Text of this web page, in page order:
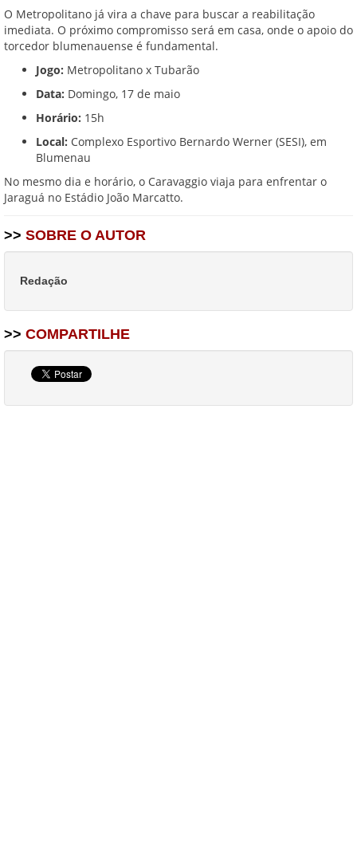
O Metropolitano já vira a chave para buscar a reabilitação
imediata. O próximo compromisso será em casa, onde o apoio do
torcedor blumenauense é fundamental.
Jogo: Metropolitano x Tubarão
Data: Domingo, 17 de maio
Horário: 15h
Local: Complexo Esportivo Bernardo Werner (SESI), em
Blumenau
No mesmo dia e horário, o Caravaggio viaja para enfrentar o
Jaraguá no Estádio João Marcatto.
>> SOBRE O AUTOR
Redação
>> COMPARTILHE